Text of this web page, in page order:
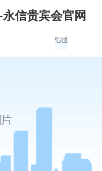
信贵宾会官网